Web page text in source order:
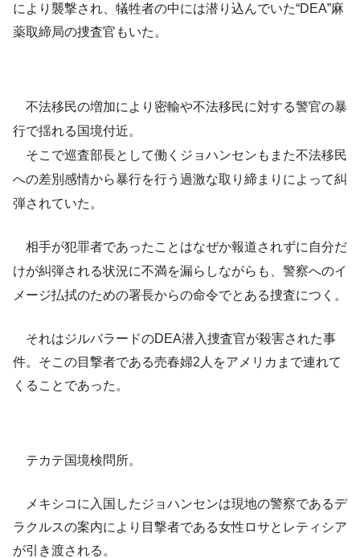
により襲撃され、犠牲者の中には潜り込んでいた“DEA”麻
薬取締局の捜査官もいた。
不法移民の増加により密輸や不法移民に対する警官の暴
行で揺れる国境付近。
そこで巡査部長として働くジョハンセンもまた不法移民
への差別感情から暴行を行う過激な取り締まりによって糾
弾されていた。
相手が犯罪者であったことはなぜか報道されずに自分だ
けが糾弾される状況に不満を漏らしながらも、警察へのイ
メージ払拭のための署長からの命令でとある捜査につく。
それはジルバラードのDEA潜入捜査官が殺害された事
件。そこの目撃者である売春婦2人をアメリカまで連れて
くることであった。
テカテ国境検問所。
メキシコに入国したジョハンセンは現地の警察であるデ
ラクルスの案内により目撃者である女性ロサとレティシア
が引き渡される。